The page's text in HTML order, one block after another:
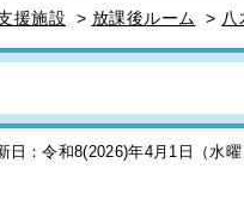
援施設 > 放課後ルーム > 八
日：令和8(2026)年4月1日（水曜